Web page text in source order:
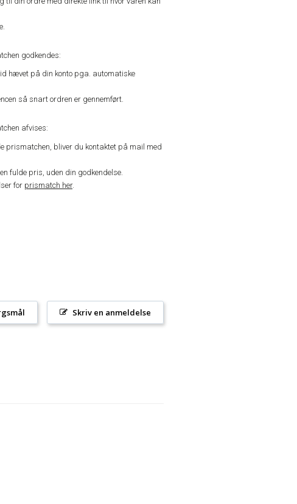
godkendes:
hævet på din konto pga. automatiske
så snart ordren er gennemført.
afvises:
prismatchen, bliver du kontaktet på mail med
fulde pris, uden din godkendelse.
for prismatch her.
Skriv en anmeldelse